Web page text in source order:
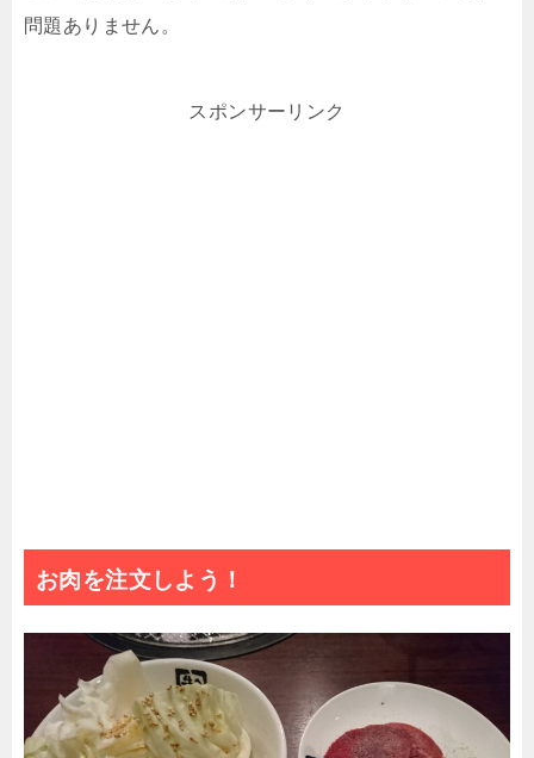
問題ありません。
スポンサーリンク
お肉を注文しよう！